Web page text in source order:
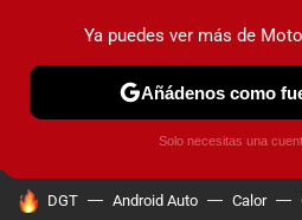
PRUEBAS COCHES
HOY SE HABLA DE
DGT Android Auto Calor
Ya puedes ver más de
Añádenos como
Solo necesitas una